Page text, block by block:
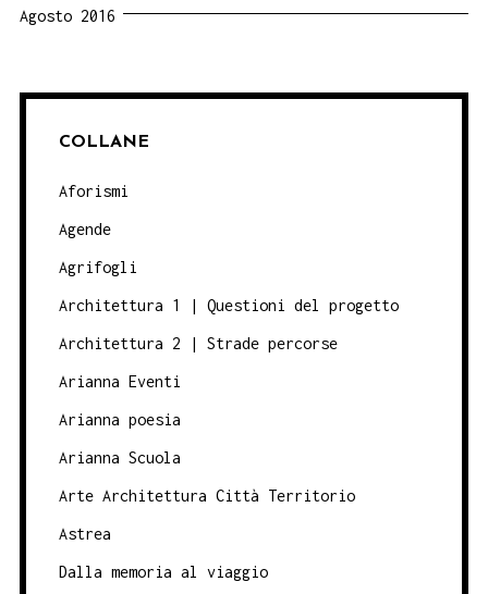
Agosto 2016
COLLANE
Aforismi
Agende
Agrifogli
Architettura 1 | Questioni del progetto
Architettura 2 | Strade percorse
Arianna Eventi
Arianna poesia
Arianna Scuola
Arte Architettura Città Territorio
Astrea
Dalla memoria al viaggio